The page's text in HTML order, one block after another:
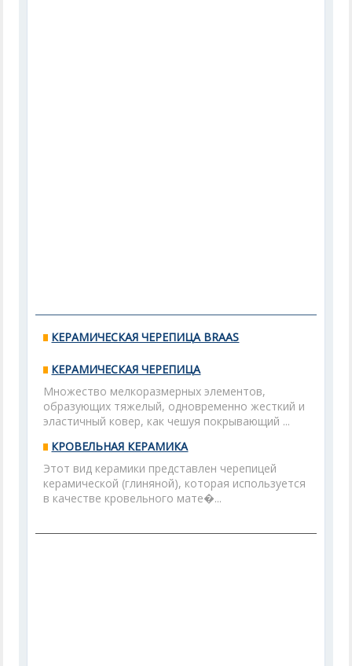
КЕРАМИЧЕСКАЯ ЧЕРЕПИЦА BRAAS
КЕРАМИЧЕСКАЯ ЧЕРЕПИЦА
Множество мелкоразмерных элементов,
образующих тяжелый, одновременно жесткий и
эластичный ковер, как чешуя покрывающий ...
КРОВЕЛЬНАЯ КЕРАМИКА
Этот вид керамики представлен черепицей
керамической (глиняной), которая используется
в качестве кровельного мате�...